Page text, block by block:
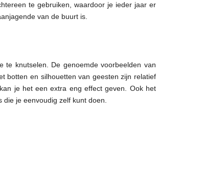
te gebruiken, waardoor je ieder jaar er
van de buurt is.
te knutselen. De genoemde voorbeelden van
botten en silhouetten van geesten zijn relatief
je het een extra eng effect geven. Ook het
je eenvoudig zelf kunt doen.